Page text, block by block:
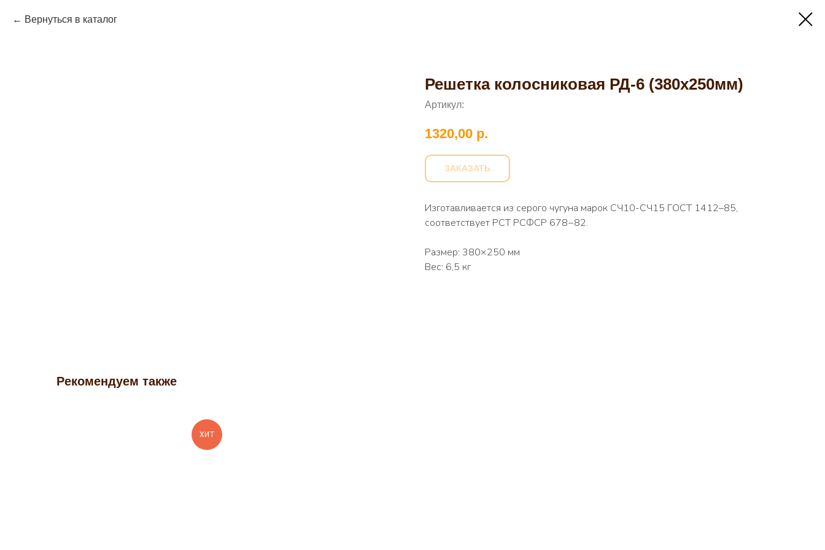
Вернуться в каталог
Решетка колосниковая РД-6 (380х250мм)
Артикул:
1320,00 р.
ЗАКАЗАТЬ
Изготавливается из серого чугуна марок СЧ10-СЧ15 ГОСТ 1412–85,
соответствует РСТ РСФСР 678−82.
Размер: 380×250 мм
Вес: 6,5 кг
Рекомендуем также
ХИТ